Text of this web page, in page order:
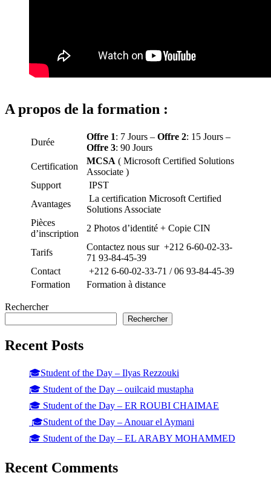
A propos de la formation :
Durée
Offre 1: 7 Jours – Offre 2: 15 Jours –
Offre 3: 90 Jours
Certification
MCSA ( Microsoft Certified Solutions
Associate )
Support
IPST
Avantages
La certification Microsoft Certified
Solutions Associate
Pièces
d’inscription
2 Photos d’identité + Copie CIN
Tarifs
Contactez nous sur +212 6-60-02-33-
71 93-84-45-39
Contact
+212 6-60-02-33-71 / 06 93-84-45-39
Formation
Formation à distance
Rechercher
Rechercher
Recent Posts
🎓Student of the Day – Ilyas Rezzouki
🎓 Student of the Day – ouilcaid mustapha
🎓 Student of the Day – ER ROUBI CHAIMAE
🎓Student of the Day – Anouar el Aymani
🎓 Student of the Day – EL ARABY MOHAMMED
Recent Comments